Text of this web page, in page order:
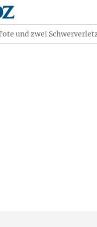
und zwei